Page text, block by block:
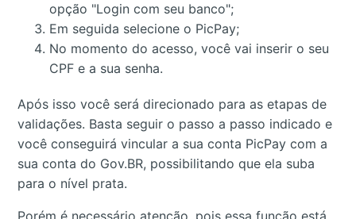
opção "Login com seu banco";
Em seguida selecione o PicPay;
No momento do acesso, você vai inserir o seu
CPF e a sua senha.
Após isso você será direcionado para as etapas de
validações. Basta seguir o passo a passo indicado e
você conseguirá vincular a sua conta PicPay com a
sua conta do Gov.BR, possibilitando que ela suba
para o nível prata.